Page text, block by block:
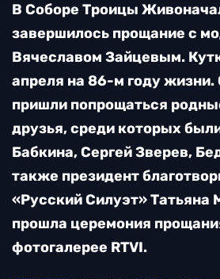
В Соборе Троицы
завершилось прощание с
Вячеславом Зайцевым.
апреля на 86-м году
пришли попрощаться
друзья, среди которых
Бабкина, Сергей Зверев,
также президент
«Русский Силуэт» Татьяна
прошла церемония
фотогалерее RTVI.